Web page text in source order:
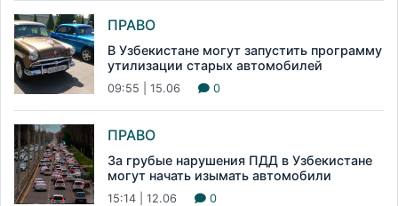
ПРАВО
В Узбекистане могут запустить программу
утилизации старых автомобилей
09:55 | 15.06 0
ПРАВО
За грубые нарушения ПДД в Узбекистане
могут начать изымать автомобили
15:14 | 12.06 0